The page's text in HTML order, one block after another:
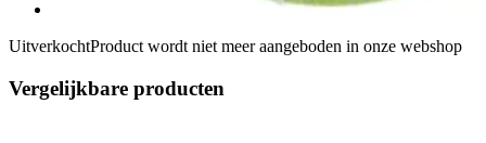
UitverkochtProduct wordt niet meer aangeboden in onze webshop
Vergelijkbare producten